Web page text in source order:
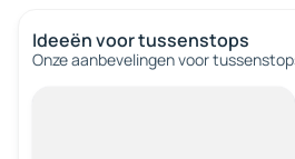
Ideeën voor tussenstops
Onze aanbevelingen voor